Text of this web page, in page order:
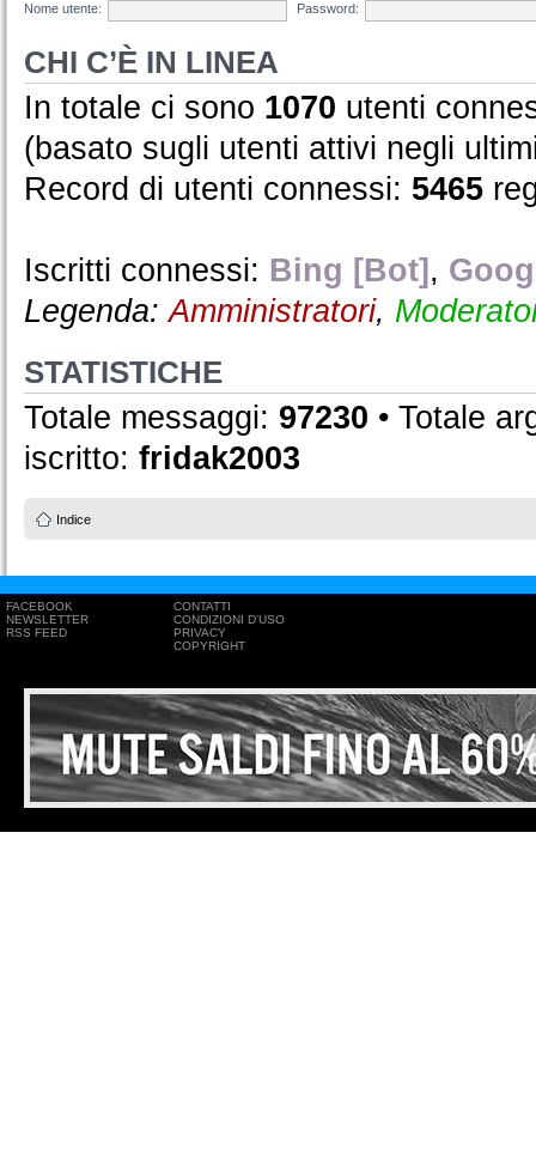
Nome utente:
Password:
CHI C’È IN LINEA
In totale ci sono 1070 utenti
(basato sugli utenti attivi negli
Record di utenti connessi: 5465
Iscritti connessi: Bing [Bot] ,
Legenda:Amministratori,
STATISTICHE
Totale messaggi: 97230 • Totale
iscritto: fridak2003
Indice
FACEBOOK
NEWSLETTER
RSS FEED
CONTATTI
CONDIZIONI D'USO
PRIVACY
COPYRIGHT